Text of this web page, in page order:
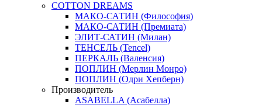
COTTON DREAMS
МАКО-САТИН (Философия)
МАКО-САТИН (Премиата)
ЭЛИТ-САТИН (Милан)
ТЕНСЕЛЬ (Tencel)
ПЕРКАЛЬ (Валенсия)
ПОПЛИН (Мерлин Монро)
ПОПЛИН (Одри Хепберн)
Производитель
ASABELLA (Асабелла)